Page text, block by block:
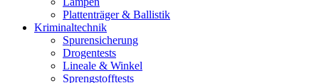
Plattenträger & Ballistik
Kriminaltechnik
Spurensicherung
Drogentests
Lineale & Winkel
Sprengstofftests